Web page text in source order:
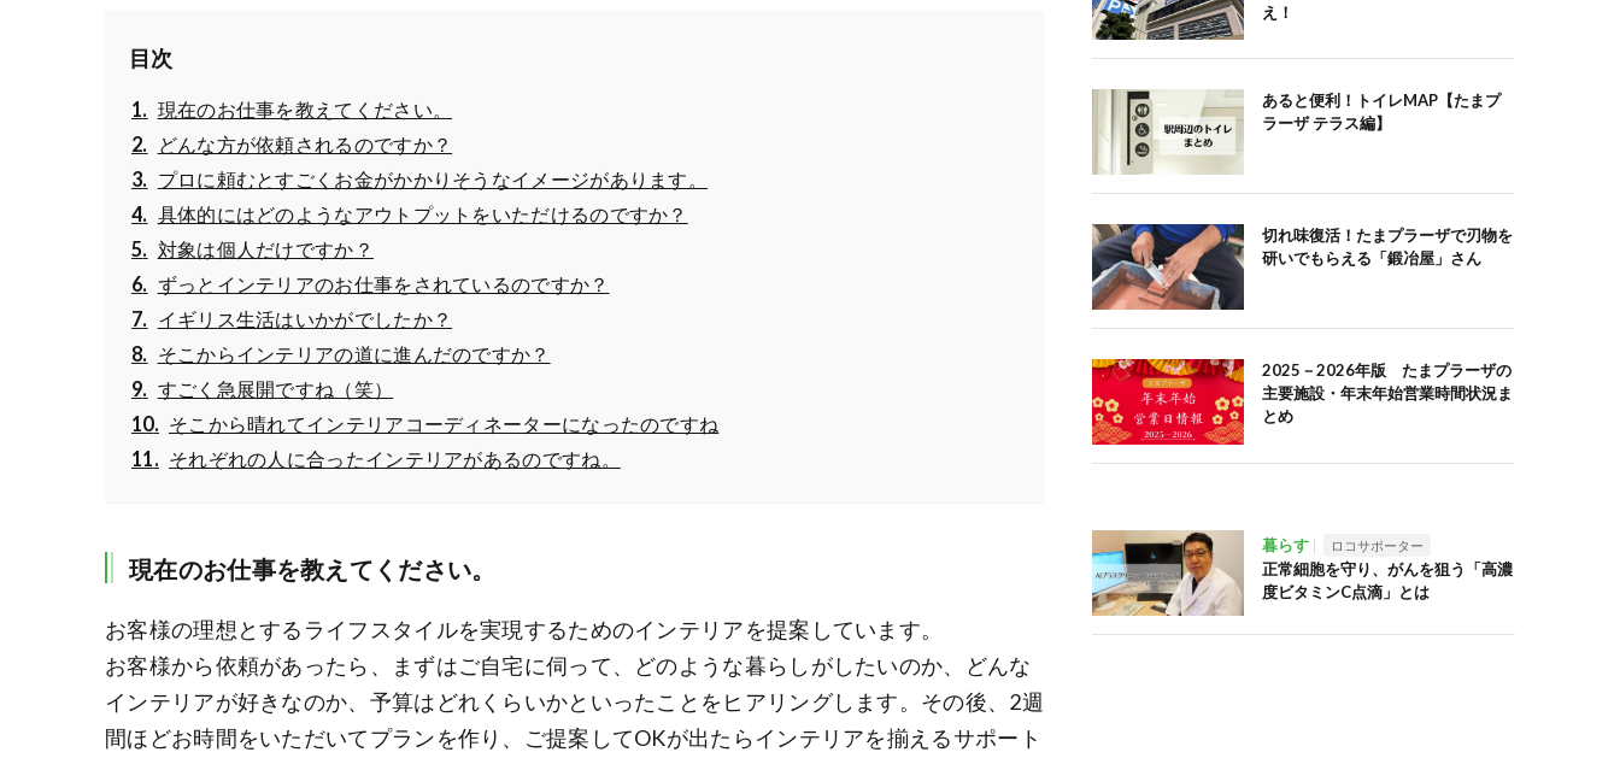
目次
現在のお仕事を教えてください。
どんな方が依頼されるのですか？
プロに頼むとすごくお金がかかりそうなイメージがあります。
具体的にはどのようなアウトプットをいただけるのですか？
対象は個人だけですか？
ずっとインテリアのお仕事をされているのですか？
イギリス生活はいかがでしたか？
そこからインテリアの道に進んだのですか？
すごく急展開ですね（笑）
そこから晴れてインテリアコーディネーターになったのですね
それぞれの人に合ったインテリアがあるのですね。
現在のお仕事を教えてください。
お客様の理想とするライフスタイルを実現するためのインテリアを提案しています。
お客様から依頼があったら、まずはご自宅に伺って、どのような暮らしがしたいのか、どんな
インテリアが好きなのか、予算はどれくらいかといったことをヒアリングします。その後、2週
間ほどお時間をいただいてプランを作り、ご提案してOKが出たらインテリアを揃えるサポート
え！
あると便利！トイレMAP【たまプ
ラーザ テラス編】
切れ味復活！たまプラーザで刃物を
研いでもらえる「鍛冶屋」さん
2025－2026年版 たまプラーザの
主要施設・年末年始営業時間状況ま
とめ
暮らす ロコサポーター
正常細胞を守り、がんを狙う「高濃
度ビタミンC点滴」とは